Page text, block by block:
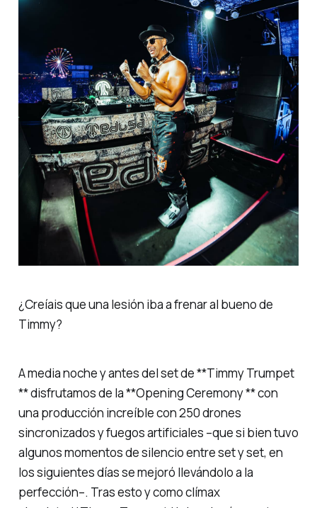
¿Creíais que una lesión iba a frenar al bueno de
Timmy?
A media noche y antes del set de **Timmy Trumpet
** disfrutamos de la **Opening Ceremony ** con
una producción increíble con 250 drones
sincronizados y fuegos artificiales –que si bien tuvo
algunos momentos de silencio entre set y set, en
los siguientes días se mejoró llevándolo a la
perfección–. Tras esto y como clímax